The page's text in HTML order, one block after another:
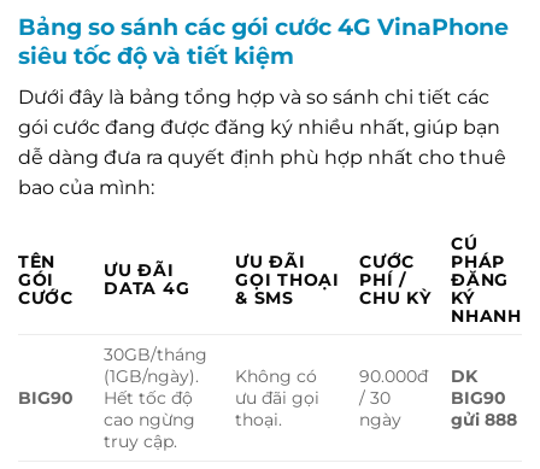
Bảng so sánh các gói cước 4G VinaPhone
siêu tốc độ và tiết kiệm
Dưới đây là bảng tổng hợp và so sánh chi tiết các
gói cước đang được đăng ký nhiều nhất, giúp bạn
dễ dàng đưa ra quyết định phù hợp nhất cho thuê
bao của mình:
TÊN
GÓI
CƯỚC
ƯU ĐÃI
DATA 4G
ƯU ĐÃI
GỌI THOẠI
& SMS
CƯỚC
PHÍ /
CHU KỲ
CÚ
PHÁP
ĐĂNG
KÝ
NHANH
BIG90
30GB/tháng
(1GB/ngày).
Hết tốc độ
cao ngừng
truy cập.
Không có
ưu đãi gọi
thoại.
90.000đ
/ 30
ngày
DK
BIG90
gửi 888